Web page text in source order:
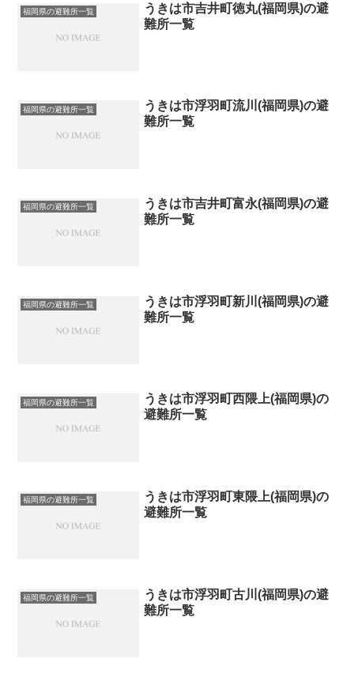
福岡県の避難所一覧
うきは市吉井町徳丸(福岡県)の避
難所一覧
福岡県の避難所一覧
うきは市浮羽町流川(福岡県)の避
難所一覧
福岡県の避難所一覧
うきは市吉井町富永(福岡県)の避
難所一覧
福岡県の避難所一覧
うきは市浮羽町新川(福岡県)の避
難所一覧
福岡県の避難所一覧
うきは市浮羽町西隈上(福岡県)の
避難所一覧
福岡県の避難所一覧
うきは市浮羽町東隈上(福岡県)の
避難所一覧
福岡県の避難所一覧
うきは市浮羽町古川(福岡県)の避
難所一覧